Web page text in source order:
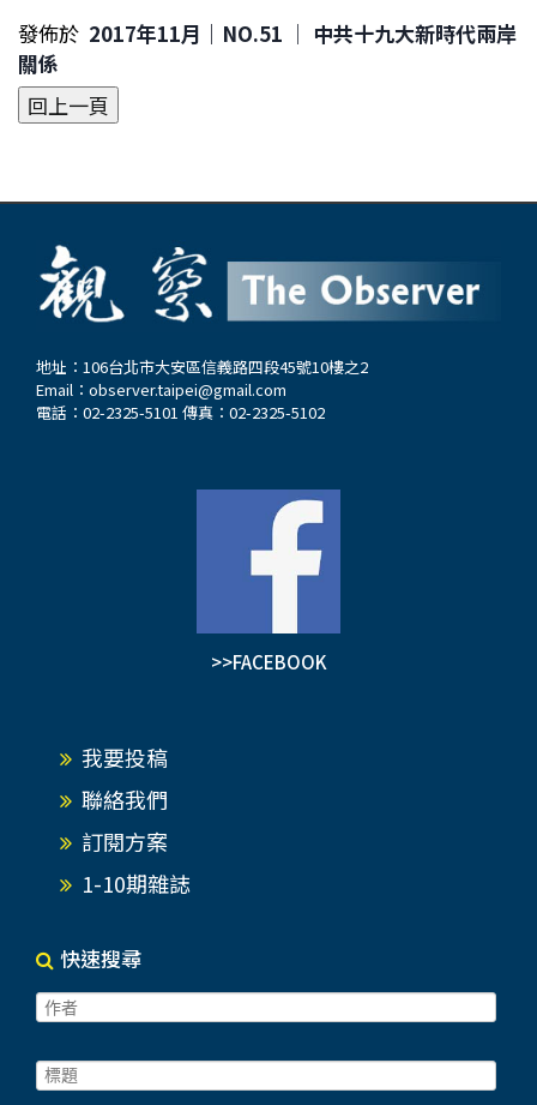
發佈於 2017年11月｜NO.51 │ 中共十九大新時代兩岸
關係
地址：106台北市大安區信義路四段45號10樓之2
Email： observer.taipei@gmail.com
電話：02-2325-5101 傳真：02-2325-5102
>>FACEBOOK
我要投稿
聯絡我們
訂閱方案
1-10期雜誌
快速搜尋